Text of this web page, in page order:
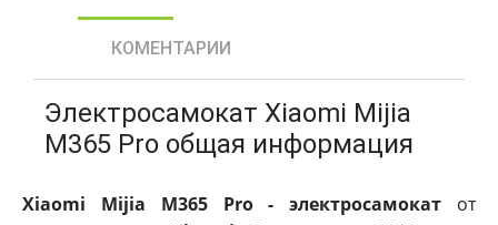
КОМЕНТАРИИ
Электросамокат Xiaomi Mijia
M365 Pro общая информация
Xiaomi Mijia M365 Pro - электросамокат от